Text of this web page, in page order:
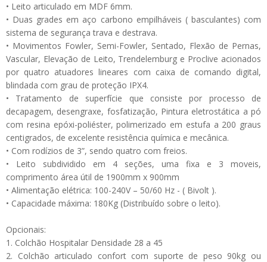
• Leito articulado em MDF 6mm.
• Duas grades em aço carbono empilháveis ( basculantes) com
sistema de segurança trava e destrava.
• Movimentos Fowler, Semi-Fowler, Sentado, Flexão de Pernas,
Vascular, Elevação de Leito, Trendelemburg e Proclive acionados
por quatro atuadores lineares com caixa de comando digital,
blindada com grau de proteção IPX4.
• Tratamento de superfície que consiste por processo de
decapagem, desengraxe, fosfatização, Pintura eletrostática a pó
com resina epóxi-poliéster, polimerizado em estufa a 200 graus
centigrados, de excelente resistência química e mecânica.
• Com rodízios de 3”, sendo quatro com freios.
• Leito subdividido em 4 seções, uma fixa e 3 moveis,
comprimento área útil de 1900mm x 900mm
• Alimentação elétrica: 100-240V – 50/60 Hz - ( Bivolt ).
• Capacidade máxima: 180Kg (Distribuído sobre o leito).
Opcionais:
1. Colchão Hospitalar Densidade 28 a 45
2. Colchão articulado confort com suporte de peso 90kg ou